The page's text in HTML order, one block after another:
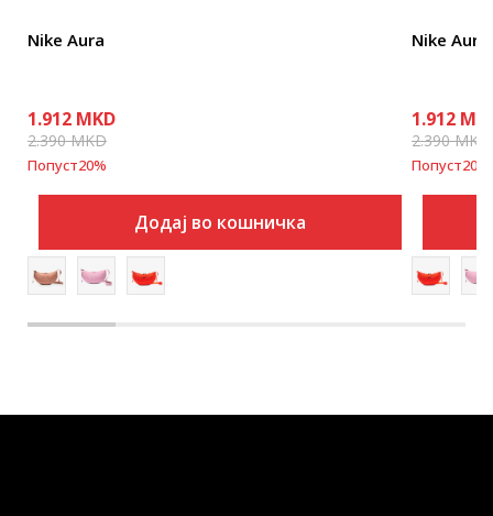
Nike Aura
1.912 MKD
2.390MKD
Попуст20%
Додај во кошничка
Nike Aura
1.912
2.390MKD
Попуст20